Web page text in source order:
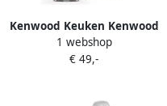
Kenwood Keuken Kenwood
Triblade HDP106WG
Staafmixer Wit Groen
1 webshop
€ 49,-